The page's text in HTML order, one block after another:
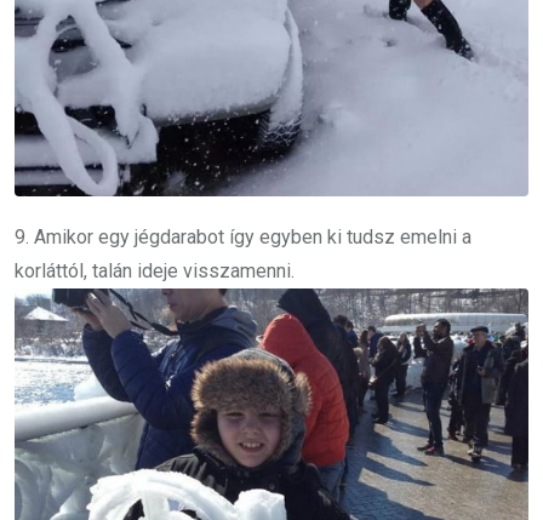
9. Amikor egy jégdarabot így egyben ki tudsz emelni a
korláttól, talán ideje visszamenni.